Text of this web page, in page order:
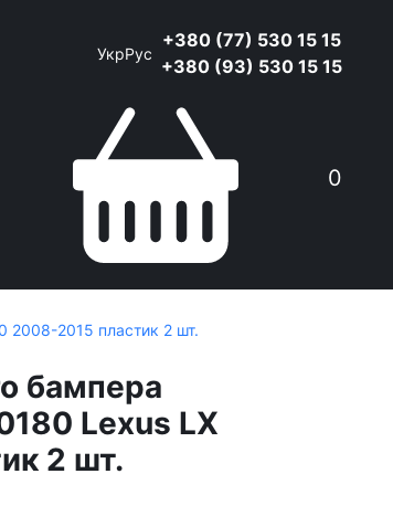
УкрРус
+380 (77) 530 15 15
+380 (93) 530 15 15
0
2008-2015 пластик 2 шт.
бампера
Lexus LX
2 шт.